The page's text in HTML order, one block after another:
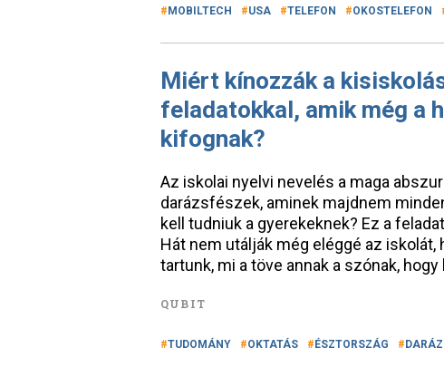
MOBILTECH USA TELEFON OKOSTELEFON
Miért kínozzák a
feladatokkal, amik még a
kifognak?
Az iskolai nyelvi nevelés a maga
darázsfészek, aminek majdnem
kell tudniuk a gyerekeknek? Ez a
Hát nem utálják még eléggé az
tartunk, mi a töve annak a szónak,
QUBIT
TUDOMÁNY OKTATÁS ÉSZTORSZÁG